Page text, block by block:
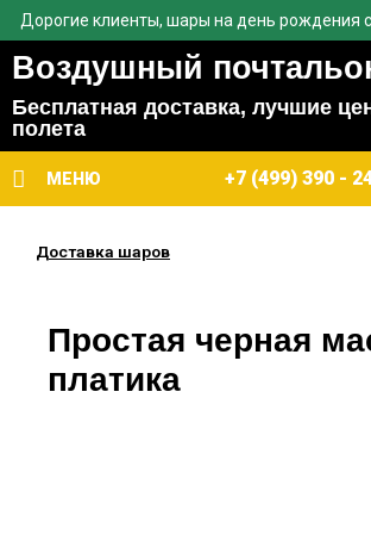
Дорогие клиенты, шары на день рождения
Воздушный
Бесплатная доставка, лучшие
полета
МЕНЮ +7 (499) 390 -
Доставка шаров
Простая черная
платика